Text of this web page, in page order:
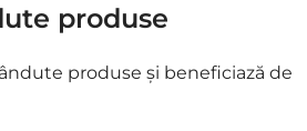
produse
produse și beneficiază de